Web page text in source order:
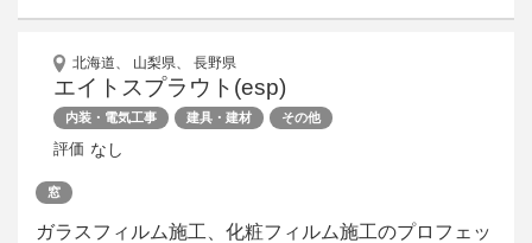
北海道、 山梨県、 長野県
エイトスプラウト(esp)
内装・電気工事 建具・建材 その他
評価 なし
窓
ガラスフィルム施工、化粧フィルム施工のプロフェッ